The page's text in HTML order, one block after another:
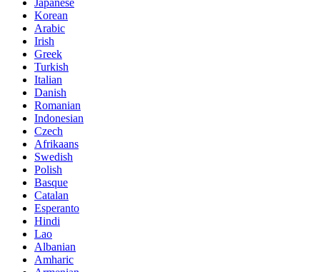
Korean
Arabic
Irish
Greek
Turkish
Italian
Danish
Romanian
Indonesian
Czech
Afrikaans
Swedish
Polish
Basque
Catalan
Esperanto
Hindi
Lao
Albanian
Amharic